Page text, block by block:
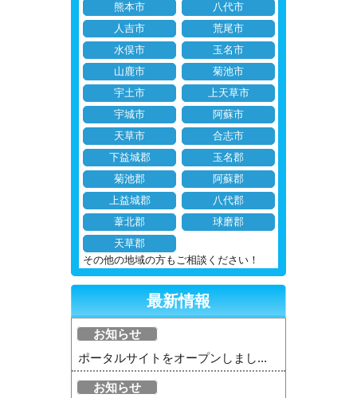
熊本市
八代市
人吉市
荒尾市
水俣市
玉名市
山鹿市
菊池市
宇土市
上天草市
宇城市
阿蘇市
天草市
合志市
下益城郡
玉名郡
菊池郡
阿蘇郡
上益城郡
八代郡
葦北郡
球磨郡
天草郡
その他の地域の方もご相談ください！
最新情報
お知らせ
ポータルサイトをオープンしまし...
お知らせ